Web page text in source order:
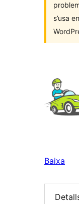
s’usa
Baixa